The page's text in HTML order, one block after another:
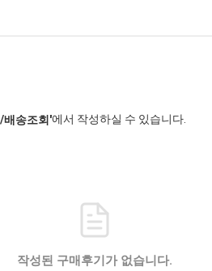
배송조회'에서 작성하실 수 있습니다.
작성된 구매후기가 없습니다.